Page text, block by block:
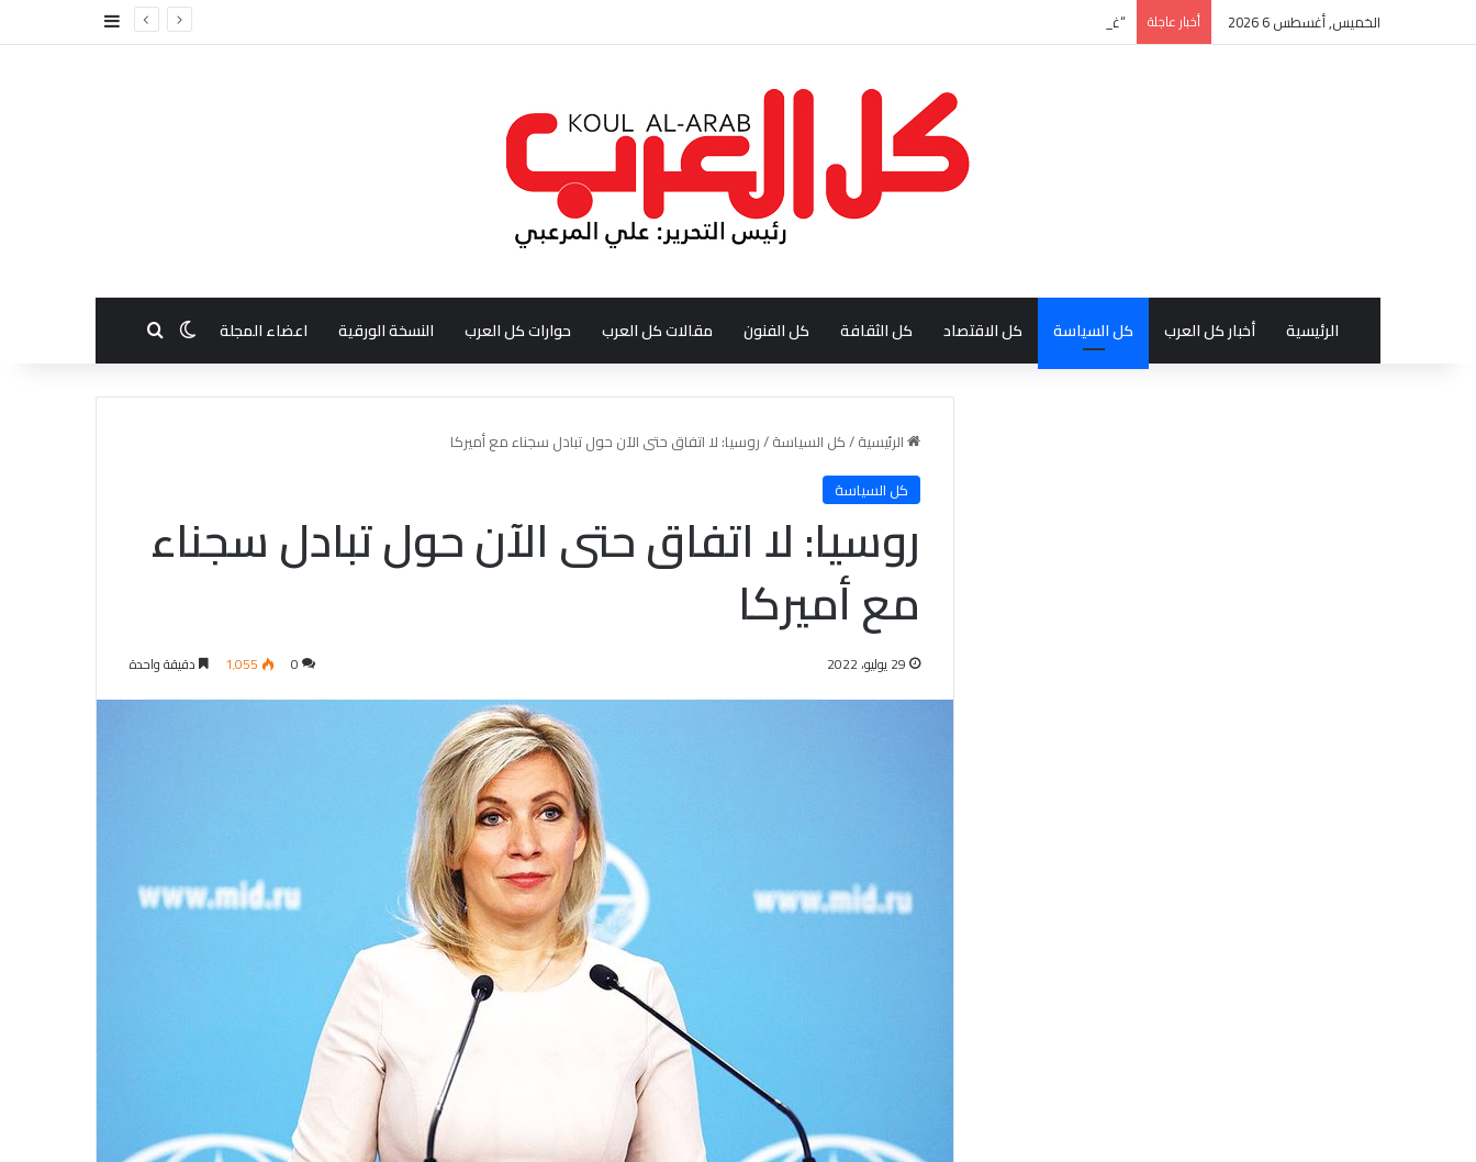
الخميس, أغسطس 6 2026 أخبار عاجلة “غدنة الفكر” للأديب السعودي احمد بن عبدالله العبدالنبي إضافة عمود
الرئيسية أخبار كل العرب كل السياسة كل الاقتصاد كل الثقافة كل الفنون مقالات كل العرب حوارات كل العرب النسخة الورقية اعضاء المجلة الوضع المظلم
بحث عن
الرئيسية/كل السياسة/روسيا: لا اتفاق حتى الآن حول تبادل سجناء مع أميركا
كل السياسة
روسيا: لا اتفاق حتى الآن حول تبادل سجناء
مع أميركا
29 يوليو، 2022 0 1٬055 دقيقة واحدة